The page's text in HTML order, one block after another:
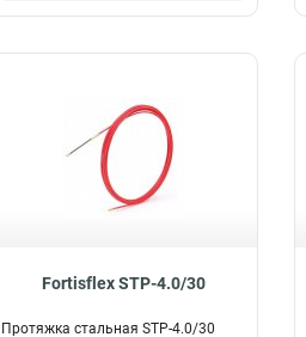
Fortisflex STP-4.0/30
Протяжка стальная STP-4.0/30